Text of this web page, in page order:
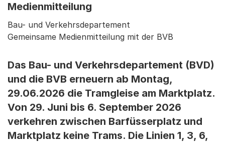
Medienmitteilung
Bau- und Verkehrsdepartement
Gemeinsame Medienmitteilung mit der BVB
Das Bau- und Verkehrsdepartement (BVD)
und die BVB erneuern ab Montag,
29.06.2026 die Tramgleise am Marktplatz.
Von 29. Juni bis 6. September 2026
verkehren zwischen Barfüsserplatz und
Marktplatz keine Trams. Die Linien 1, 3, 6,